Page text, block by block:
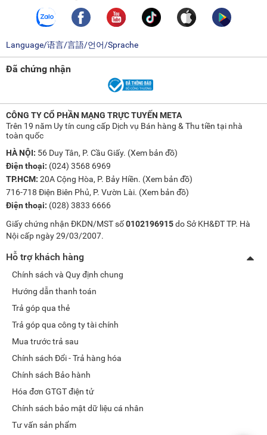
Language/语言/言語/언어/Sprache
Đã chứng nhận
CÔNG TY CỔ PHẦN MẠNG TRỰC TUYẾN META
Trên 19 năm Uy tín cung cấp Dịch vụ Bán hàng & Thu tiền tại nhà
toàn quốc
HÀ NỘI: 56 Duy Tân, P. Cầu Giấy. (Xem bản đồ)
Điện thoại: (024) 3568 6969
TP.HCM: 20A Cộng Hòa, P. Bảy Hiền. (Xem bản đồ)
716-718 Điện Biên Phủ, P. Vườn Lài. (Xem bản đồ)
Điện thoại: (028) 3833 6666
Giấy chứng nhận ĐKDN/MST số0102196915do Sở KH&ĐT TP. Hà
Nội cấp ngày 29/03/2007.
Hỗ trợ khách hàng
Chính sách và Quy định chung
Hướng dẫn thanh toán
Trả góp qua thẻ
Trả góp qua công ty tài chính
Mua trước trả sau
Chính sách Đổi - Trả hàng hóa
Chính sách Bảo hành
Hóa đơn GTGT điện tử
Chính sách bảo mật dữ liệu cá nhân
Tư vấn sản phẩm